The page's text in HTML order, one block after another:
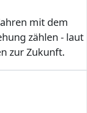
mit dem
zählen - laut
zur Zukunft.